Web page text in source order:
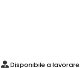
Disponibile a lavorare